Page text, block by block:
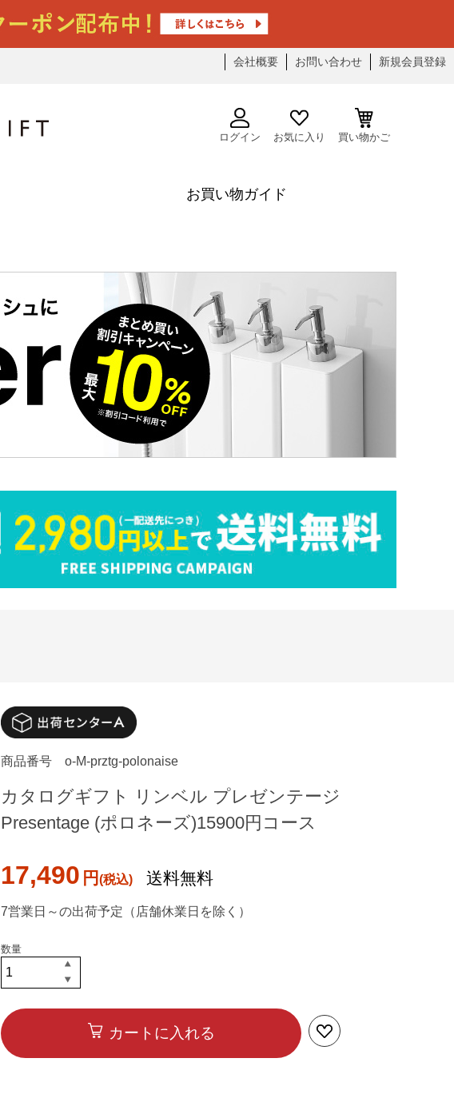
会社概要 お問い合わせ 新規会員登録
ログイン お気に入り 買い物かご
お買い物ガイド
商品番号 o-M-prztg-polonaise
カタログギフト リンベル プレゼンテージ
Presentage (ポロネーズ)15900円コース
17,490 円 送料無料
7営業日～の出荷予定（店舗休業日を除く）
カートに入れる